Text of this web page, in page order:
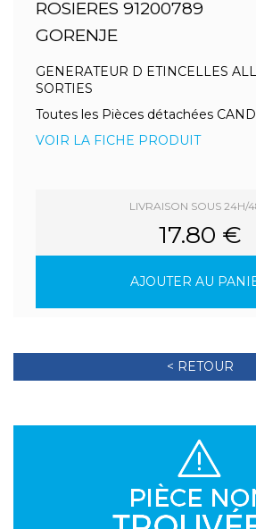
ROSIERES 91200789
GORENJE
GENERATEUR D ETINCELLES
SORTIES
Toutes les Pièces détachées
VOIR LA FICHE PRODUIT
LIVRAISON SOUS 24H/
17.80 €
AJOUTER AU
< RETOUR